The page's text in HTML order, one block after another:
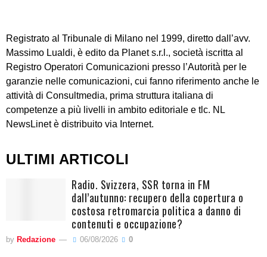
Registrato al Tribunale di Milano nel 1999, diretto dall’avv.
Massimo Lualdi, è edito da Planet s.r.l., società iscritta al
Registro Operatori Comunicazioni presso l’Autorità per le
garanzie nelle comunicazioni, cui fanno riferimento anche le
attività di Consultmedia, prima struttura italiana di
competenze a più livelli in ambito editoriale e tlc. NL
NewsLinet è distribuito via Internet.
ULTIMI ARTICOLI
Radio. Svizzera, SSR torna in FM
dall’autunno: recupero della copertura o
costosa retromarcia politica a danno di
contenuti e occupazione?
by Redazione 06/08/2026 0